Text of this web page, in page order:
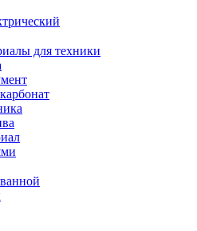
для техники